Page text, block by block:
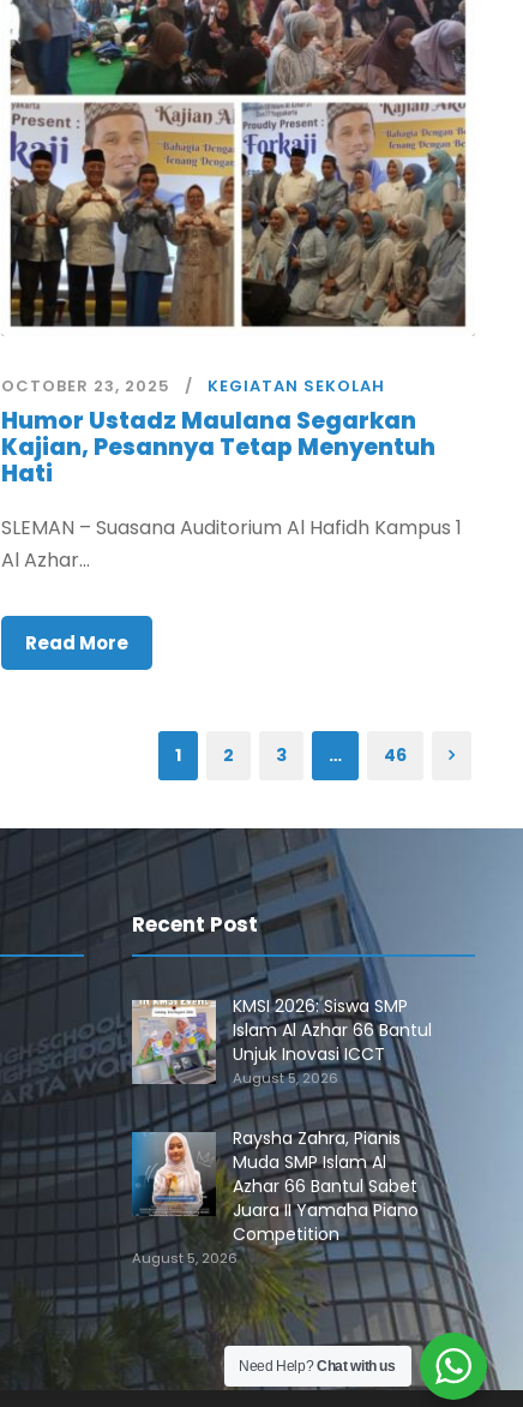
OCTOBER 23, 2025 KEGIATAN SEKOLAH
Humor Ustadz Maulana Segarkan
Kajian, Pesannya Tetap Menyentuh
Hati
SLEMAN – Suasana Auditorium Al Hafidh Kampus 1
Al Azhar...
Read More
1 2 3 … 46
Recent Post
KMSI 2026: Siswa SMP
Islam Al Azhar 66 Bantul
Unjuk Inovasi ICCT
August 5, 2026
Raysha Zahra, Pianis
Muda SMP Islam Al
Azhar 66 Bantul Sabet
Juara II Yamaha Piano
Competition
August 5, 2026
Need Help?Chat with us